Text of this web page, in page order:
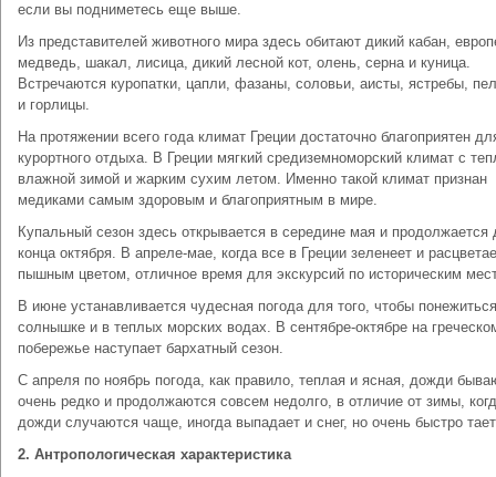
если вы подниметесь еще выше.
Из представителей животного мира здесь обитают дикий кабан,
медведь, шакал, лисица, дикий лесной кот, олень, серна и куница.
Встречаются куропатки, цапли, фазаны, соловьи, аисты, ястребы,
и горлицы.
На протяжении всего года климат Греции достаточно благоприятен
курортного отдыха. В Греции мягкий средиземноморский климат с
влажной зимой и жарким сухим летом. Именно такой климат признан
медиками самым здоровым и благоприятным в мире.
Купальный сезон здесь открывается в середине мая и продолжается
конца октября. В апреле-мае, когда все в Греции зеленеет и
пышным цветом, отличное время для экскурсий по историческим
В июне устанавливается чудесная погода для того, чтобы
солнышке и в теплых морских водах. В сентябре-октябре на
побережье наступает бархатный сезон.
С апреля по ноябрь погода, как правило, теплая и ясная, дожди
очень редко и продолжаются совсем недолго, в отличие от зимы,
дожди случаются чаще, иногда выпадает и снег, но очень быстро
2. Антропологическая характеристика